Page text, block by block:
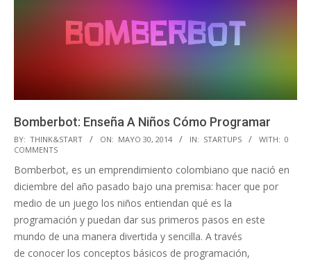
Bomberbot: Enseña A Niños Cómo Programar
2014-
05-
30
BY: THINK&START ON: MAYO 30, 2014 IN: STARTUPS WITH: 0
COMMENTS
Bomberbot, es un emprendimiento colombiano que nació en
diciembre del año pasado bajo una premisa: hacer que por
medio de un juego los niños entiendan qué es la
programación y puedan dar sus primeros pasos en este
mundo de una manera divertida y sencilla. A través
de conocer los conceptos básicos de programación,